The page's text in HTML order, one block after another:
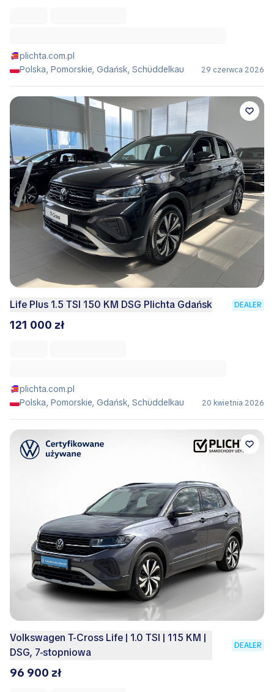
plichta.com.pl
Polska, Pomorskie, Gdańsk, Schüddelkau
29 czerwca 2026
Life Plus 1.5 TSI 150 KM DSG Plichta Gdańsk DEALER
121 000 zł
plichta.com.pl
Polska, Pomorskie, Gdańsk, Schüddelkau
20 kwietnia 2026
Volkswagen T-Cross Life | 1.0 TSI | 115 KM |
DSG, 7-stopniowa
DEALER
96 900 zł